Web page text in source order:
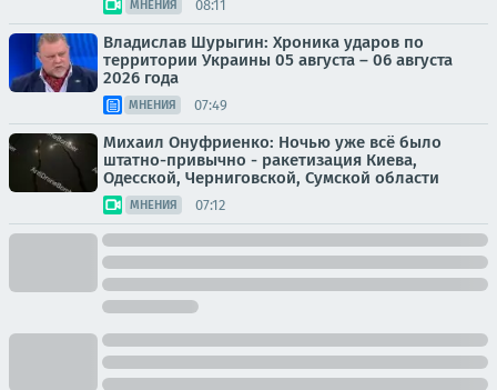
МНЕНИЯ 08:11
Владислав Шурыгин: Хроника ударов по
территории Украины 05 августа – 06 августа
2026 года
МНЕНИЯ 07:49
Михаил Онуфриенко: Ночью уже всё было
штатно-привычно - ракетизация Киева,
Одесской, Черниговской, Сумской области
МНЕНИЯ 07:12